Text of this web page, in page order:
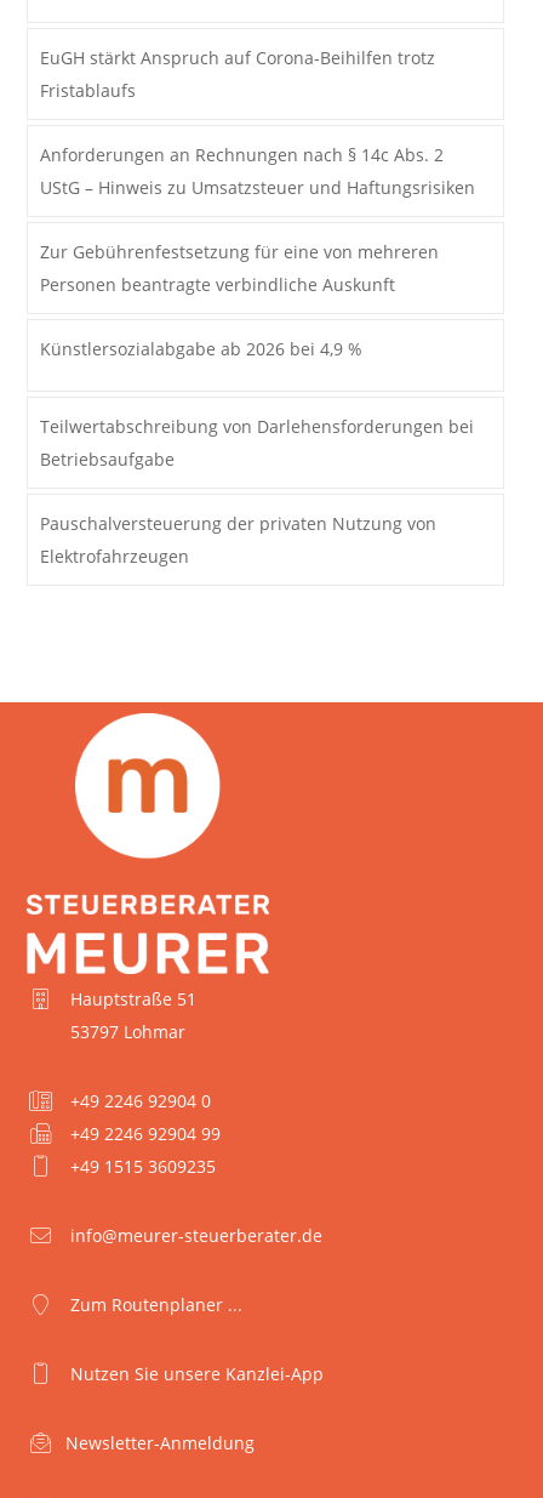
EuGH stärkt Anspruch auf Corona-Beihilfen trotz
Fristablaufs
Anforderungen an Rechnungen nach § 14c Abs. 2
UStG – Hinweis zu Umsatzsteuer und Haftungsrisiken
Zur Gebührenfestsetzung für eine von mehreren
Personen beantragte verbindliche Auskunft
Künstlersozialabgabe ab 2026 bei 4,9 %
Teilwertabschreibung von Darlehensforderungen bei
Betriebsaufgabe
Pauschalversteuerung der privaten Nutzung von
Elektrofahrzeugen
Hauptstraße 51
53797 Lohmar
+49 2246 92904 0
+49 2246 92904 99
+49 1515 3609235
info@meurer-steuerberater.de
Zum Routenplaner ...
Nutzen Sie unsere Kanzlei-App
Newsletter-Anmeldung